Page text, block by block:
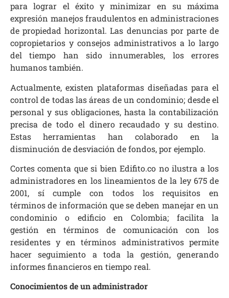
para lograr el éxito y minimizar en su máxima
expresión manejos fraudulentos en administraciones
de propiedad horizontal. Las denuncias por parte de
copropietarios y consejos administrativos a lo largo
del tiempo han sido innumerables, los errores
humanos también.
Actualmente, existen plataformas diseñadas para el
control de todas las áreas de un condominio; desde el
personal y sus obligaciones, hasta la contabilización
precisa de todo el dinero recaudado y su destino.
Estas herramientas han colaborado en la
disminución de desviación de fondos, por ejemplo.
Cortes comenta que si bienEdifito.co no ilustra a los
administradores en los lineamientos de la ley 675 de
2001, sí cumple con todos los requisitos en
términos de información que se deben manejar en un
condominio o edificio en Colombia; facilita la
gestión en términos de comunicación con los
residentes y en términos administrativos permite
hacer seguimiento a toda la gestión, generando
informes financieros en tiempo real.
Conocimientos de un administrador